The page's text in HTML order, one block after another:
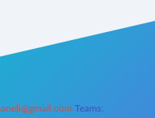
Teams: